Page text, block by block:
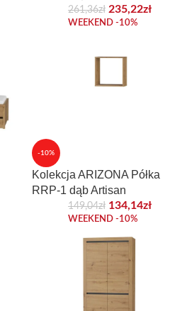
261,36zł 235,22zł
WEEKEND -10%
-10%
Kolekcja ARIZONA Półka
RRP-1 dąb Artisan
149,04zł 134,14zł
WEEKEND -10%